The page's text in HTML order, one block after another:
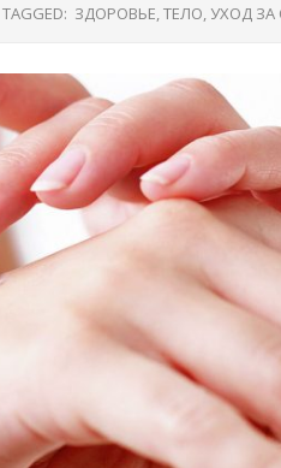
TAGGED: ЗДОРОВЬЕ,ТЕЛО, УХОД ЗА